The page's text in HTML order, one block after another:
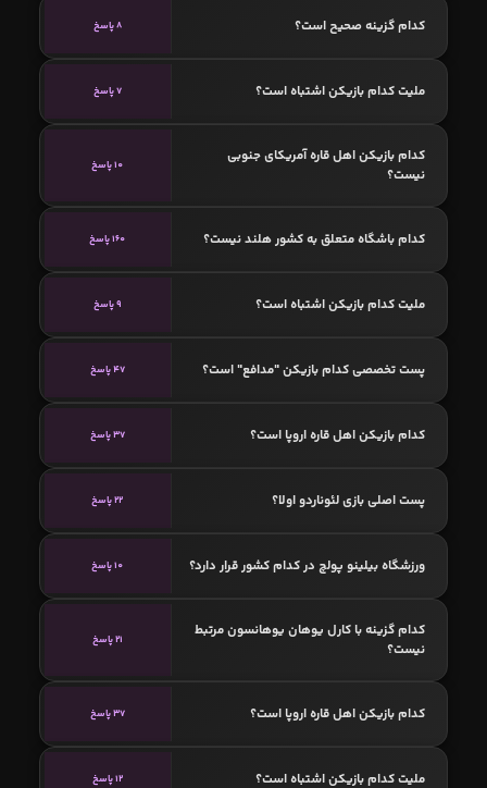
کدام گزینه صحیح است؟ 8 پاسخ
ملیت کدام بازیکن اشتباه است؟ 7 پاسخ
کدام بازیکن اهل قاره آمریکای جنوبی
نیست؟
10 پاسخ
کدام باشگاه متعلق به کشور هلند نیست؟ 160 پاسخ
ملیت کدام بازیکن اشتباه است؟ 9 پاسخ
پست تخصصی کدام بازیکن "مدافع" است؟ 47 پاسخ
کدام بازیکن اهل قاره اروپا است؟ 37 پاسخ
پست اصلی بازی لئوناردو اولا؟ 22 پاسخ
ورزشگاه بیلینو پولچ در کدام کشور قرار دارد؟ 10 پاسخ
کدام گزینه با کارل یوهان یوهانسون مرتبط
نیست؟
21 پاسخ
کدام بازیکن اهل قاره اروپا است؟ 37 پاسخ
ملیت کدام بازیکن اشتباه است؟ 12 پاسخ